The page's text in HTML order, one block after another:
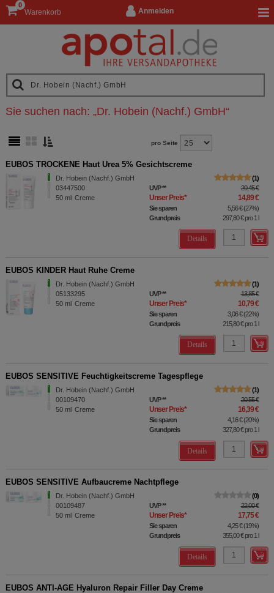
Anmelden
Warenkorb
0
Sie suchen nach: „Dr. Hobein (Nachf.) GmbH“
pro Seite
EUBOS TROCKENE Haut Urea 5% Gesichtscreme
Dr. Hobein (Nachf.) GmbH
03447500
50 ml Creme
1
UVP** 20,45 €
Unser Preis* 14,89 €
Sie sparen 5,56 €(27%)
Grundpreis
297,80 €pro 1 l
Details
EUBOS KINDER Haut Ruhe Creme
Dr. Hobein (Nachf.) GmbH
05133295
50 ml Creme
1
UVP** 13,85 €
Unser Preis* 10,79 €
Sie sparen 3,06 €(22%)
Grundpreis
215,80 €pro 1 l
Details
EUBOS SENSITIVE Feuchtigkeitscreme Tagespflege
Dr. Hobein (Nachf.) GmbH
00109470
50 ml Creme
1
UVP** 20,55 €
Unser Preis* 16,39 €
Sie sparen 4,16 €(20%)
Grundpreis
327,80 €pro 1 l
Details
EUBOS SENSITIVE Aufbaucreme Nachtpflege
Dr. Hobein (Nachf.) GmbH
00109487
50 ml Creme
0
UVP** 22,00 €
Unser Preis* 17,75 €
Sie sparen 4,25 €(19%)
Grundpreis
355,00 €pro 1 l
Details
EUBOS ANTI-AGE Hyaluron Repair Filler Day Creme